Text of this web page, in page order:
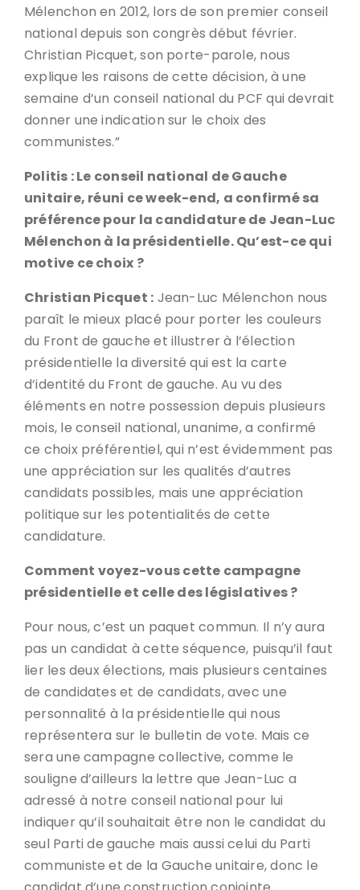
Mélenchon en 2012, lors de son premier conseil
national depuis son congrès début février.
Christian Picquet, son porte-parole, nous
explique les raisons de cette décision, à une
semaine d’un conseil national du PCF qui devrait
donner une indication sur le choix des
communistes.”
Politis : Le conseil national de Gauche
unitaire, réuni ce week-end, a confirmé sa
préférence pour la candidature de Jean-Luc
Mélenchon à la présidentielle. Qu’est-ce qui
motive ce choix ?
Christian Picquet : Jean-Luc Mélenchon nous
paraît le mieux placé pour porter les couleurs
du Front de gauche et illustrer à l’élection
présidentielle la diversité qui est la carte
d’identité du Front de gauche. Au vu des
éléments en notre possession depuis plusieurs
mois, le conseil national, unanime, a confirmé
ce choix préférentiel, qui n’est évidemment pas
une appréciation sur les qualités d’autres
candidats possibles, mais une appréciation
politique sur les potentialités de cette
candidature.
Comment voyez-vous cette campagne
présidentielle et celle des législatives ?
Pour nous, c’est un paquet commun. Il n’y aura
pas un candidat à cette séquence, puisqu’il faut
lier les deux élections, mais plusieurs centaines
de candidates et de candidats, avec une
personnalité à la présidentielle qui nous
représentera sur le bulletin de vote. Mais ce
sera une campagne collective, comme le
souligne d’ailleurs la lettre que Jean-Luc a
adressé à notre conseil national pour lui
indiquer qu’il souhaitait être non le candidat du
seul Parti de gauche mais aussi celui du Parti
communiste et de la Gauche unitaire, donc le